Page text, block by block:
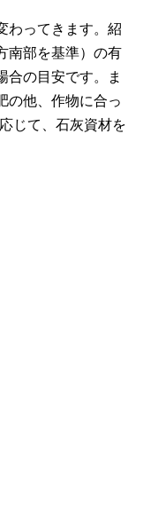
わってきます。紹
南部を基準）の有
合の目安です。ま
の他、作物に合っ
じて、石灰資材を